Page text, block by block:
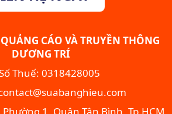
CÁO VÀ TRUYỀN THÔNG
DƯƠNG TRÍ
Thuế: 0318428005
Phường 1, Quận Tân Bình, Tp.HCM